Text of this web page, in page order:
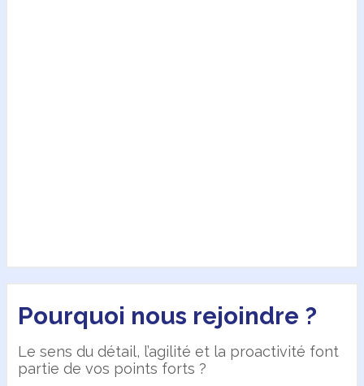
Pourquoi nous rejoindre ?
Le sens du détail, l’agilité et la proactivité font
partie de vos points forts ?
Nos offres
Pas d'offre pour cette entreprise.